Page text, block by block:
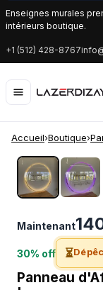
Enseignes murales
intérieurs boutique.
+1 (512) 428-8767
Accueil›Boutique›
‹
Maintenant
30% off ⏳
Panneau